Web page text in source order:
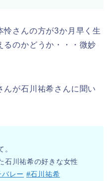
怜さんの方が3か月早く生
るのかどうか・・・微妙
んが石川祐希さんに聞い
石川祐希の好きな女性
レー #石川祐希